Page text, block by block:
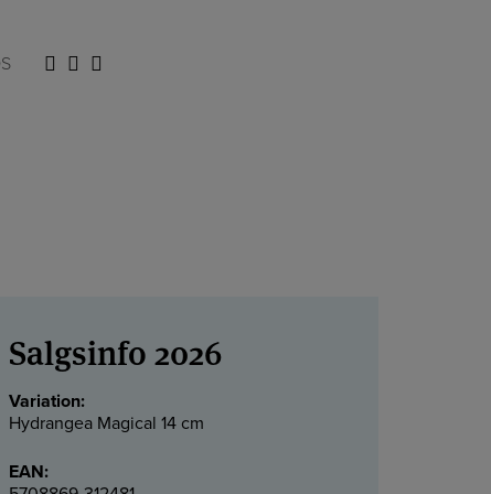
Salgsinfo 2026
Variation:
Hydrangea Magical 14 cm
EAN: